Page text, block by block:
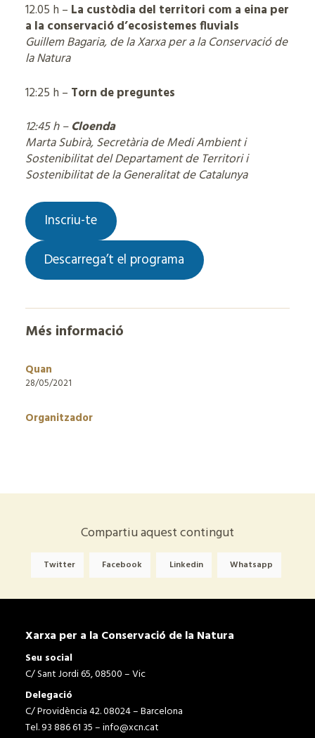
12.05 h – La custòdia del territori com a eina per
a la conservació d’ecosistemes fluvials
Guillem Bagaria, de la Xarxa per a la Conservació de
la Natura
12:25 h – Torn de preguntes
12:45 h –Cloenda
Marta Subirà, Secretària de Medi Ambient i
Sostenibilitat del Departament de Territori i
Sostenibilitat de la Generalitat de Catalunya
Inscriu-te
Descarrega’t el programa
Més informació
Quan
28/05/2021
Organitzador
Compartiu aquest contingut
Twitter Facebook Linkedin Whatsapp
Xarxa per a la Conservació de la Natura
Seu social
C/ Sant Jordi 65, 08500 – Vic
Delegació
C/ Providència 42. 08024 – Barcelona
Tel. 93 886 61 35 –info@xcn.cat